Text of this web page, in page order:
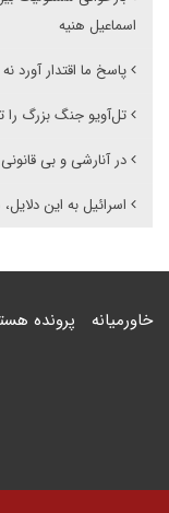
اسماعیل هنیه
پاسخ ما اقتدار آورد
تل‌آویو جنگ بزرگ را
در آنارشی و بی
اسرائیل به این
خاورمیانه پرونده